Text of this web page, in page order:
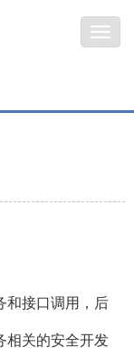
和接口调用，后
相关的安全开发